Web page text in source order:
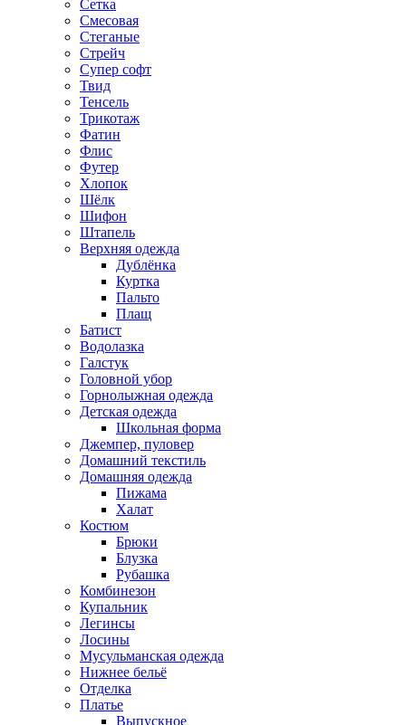
Сетка
Смесовая
Стеганые
Стрейч
Супер софт
Твид
Тенсель
Трикотаж
Фатин
Флис
Футер
Хлопок
Шёлк
Шифон
Штапель
Верхняя одежда
Дублёнка
Куртка
Пальто
Плащ
Батист
Водолазка
Галстук
Головной убор
Горнолыжная одежда
Детская одежда
Школьная форма
Джемпер, пуловер
Домашний текстиль
Домашняя одежда
Пижама
Халат
Костюм
Брюки
Блузка
Рубашка
Комбинезон
Купальник
Легинсы
Лосины
Мусульманская одежда
Нижнее бельё
Отделка
Платье
Выпускное